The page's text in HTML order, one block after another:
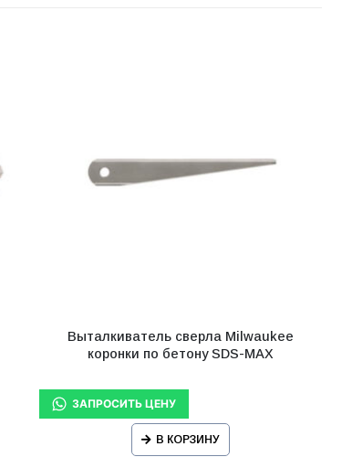
Выталкиватель сверла Milwaukee
коронки по бетону SDS-MAX
В КОРЗИНУ